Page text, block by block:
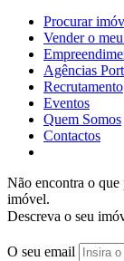
Procurar
Vender o
Agências
Recrutamento
Eventos
Quem Somos
Contactos
Não encontra o que
imóvel.
Descreva o seu
O seu email